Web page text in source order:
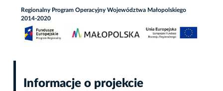
Regionalny Program Operacyjny Województwa Małopolskiego
2014-2020
Informacje o projekcie